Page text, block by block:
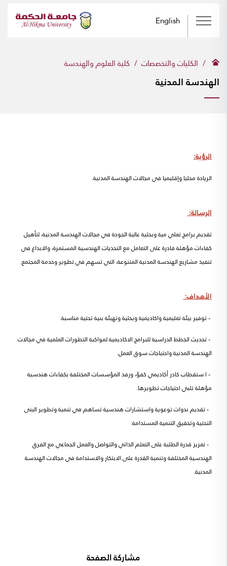
English
الكليات والتخصصات كلية العلوم والهندسة
الهندسة المدنية
الرؤية:
الريادة محليا وإقليميا في مجالات الهندسة المدنية.
الرسالة:
تقديم برامج تعلي مية وبحثية عالية الجودة في مجالات الهندسة المدنية، لتأهيل
كفاءات مؤهلة قادرة على التعامل مع التحديات الهندسية المستمرة، والابداع في
تنفيذ مشاريع الهندسة المدنية المتنوعة، التي تسهم في تطوير وخدمة المجتمع.
الأهداف:
- توفير بيئة تعليمية واكاديمية وبحثية وتهيئة بنية تحتية مناسبة.
-تحديث الخطط الدراسية للبرامج الاكاديمية لمواكبة التطورات العلمية في مجالات
الهندسة المدنية واحتياجات سوق العمل.
- ا ستقطاب كادر أكاديمي كفؤ، ورفد المؤسسات المختلفة بكفاءات هندسية
مؤهلة تلبي احتياجات تطويرها.
- تقديم ندوات توعوية واستشارات هندسية تساهم في تنمية وتطوير البنى
التحتية وتحقيق التنمية المستدامة.
- تعزيز قدرة الطلبة على التعلم الذاتي والتواصل والعمل الجماعي مع الفرق
الهندسية المختلفة وتنمية القدرة على الابتكار والاستدامة في مجالات الهندسة
المدنية.
مشاركة الصفحة